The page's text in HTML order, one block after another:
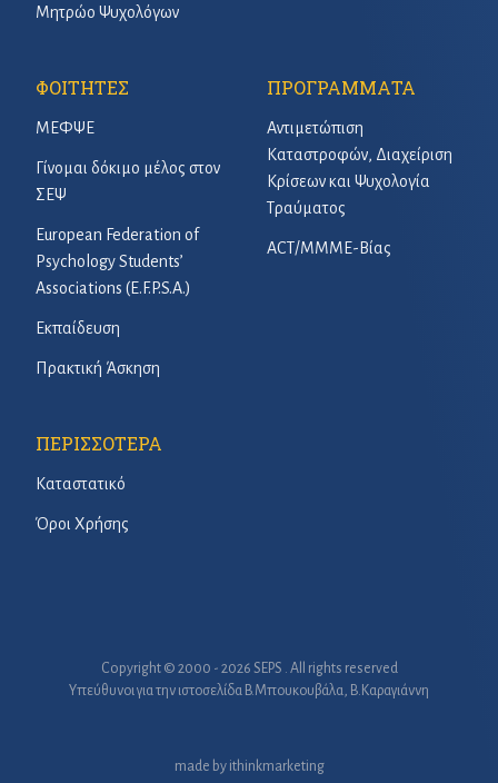
Μητρώο Ψυχολόγων
ΦΟΙΤΗΤΕΣ
ΜΕΦΨΕ
Γίνομαι δόκιμο μέλος στον
ΣΕΨ
European Federation of
Psychology Students’
Associations (E.F.P.S.A.)
Εκπαίδευση
Πρακτική Άσκηση
ΠΡΟΓΡΑΜΜΑΤΑ
Αντιμετώπιση
Καταστροφών, Διαχείριση
Κρίσεων και Ψυχολογία
Τραύματος
ACT/ΜΜΜΕ-Βίας
ΠΕΡΙΣΣΟΤΕΡΑ
Καταστατικό
Όροι Χρήσης
Copyright © 2000 - 2026 SEPS . All rights reserved
Υπεύθυνοι για την ιστοσελίδα B.Μπουκουβάλα, Β.Καραγιάννη
made by ithinkmarketing